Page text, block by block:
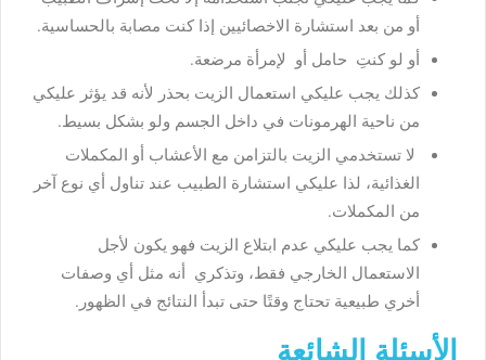
أو من بعد استشارة الاخصائيين إذا كنت مصابة بالحساسية.
أو لو كنتِ حامل أو لإمرأة مرضعة.
كذلك يجب عليكي استعمال الزيت بحذر لأنه قد يؤثر عليكي
من ناحية الهرمونات في داخل الجسم ولو بشكل بسيط.
لا تستخدمي الزيت بالتزامن مع الأعشاب أو المكملات
الغذائية، لذا عليكي استشارة الطبيب عند تناول أي نوع آخر
من المكملات.
كما يجب عليكي عدم ابتلاع الزيت فهو يكون لأجل
الاستعمال الخارجي فقط، وتذكري أنه مثل أي وصفات
أخري طبيعية تحتاج وقتًا حتى تبدأ النتائج في الظهور.
الأسئلة الشائعة